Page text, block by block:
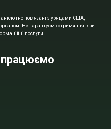
і не пов'язані з урядами США,
Не гарантуємо отримання візи.
послуги
працюємо